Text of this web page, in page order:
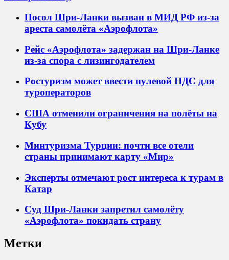
Посол Шри-Ланки вызван в МИД РФ из-за
ареста самолёта «Аэрофлота»
Рейс «Аэрофлота» задержан на Шри-Ланке
из-за спора с лизингодателем
Ростуризм может ввести нулевой НДС для
туроператоров
США отменили ограничения на полёты на
Кубу
Минтуризма Турции: почти все отели
страны принимают карту «Мир»
Эксперты отмечают рост интереса к турам в
Катар
Суд Шри-Ланки запретил самолёту
«Аэрофлота» покидать страну
Метки